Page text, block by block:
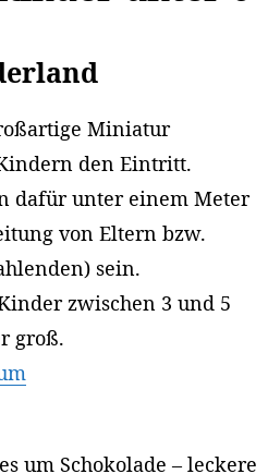
Miniatur
den Eintritt.
dafür unter einem Meter
von Eltern bzw.
sein.
zwischen 3 und 5
groß.
um Schokolade – leckere